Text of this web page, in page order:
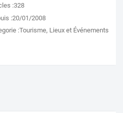
:328
:20/01/2008
:Tourisme, Lieux et Événements